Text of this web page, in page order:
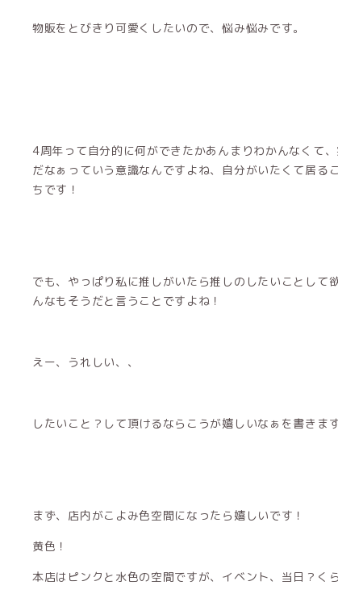
物販をとびきり可愛くしたいので、悩み悩みです。
4周年って自分的に何ができたかあんまりわかんなくて
だなぁっていう意識なんですよね、自分がいたくて居る
ちです！
でも、やっぱり私に推しがいたら推しのしたいことして
んなもそうだと言うことですよね！
えー、うれしい、、
したいこと？して頂けるならこうが嬉しいなぁを書きま
まず、店内がこよみ色空間になったら嬉しいです！
黄色！
本店はピンクと水色の空間ですが、イベント、当日？く